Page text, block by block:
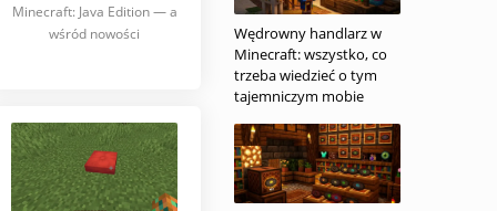
Minecraft: Java Edition — a
wśród nowości
Wędrowny handlarz w
Minecraft: wszystko, co
trzeba wiedzieć o tym
tajemniczym mobie